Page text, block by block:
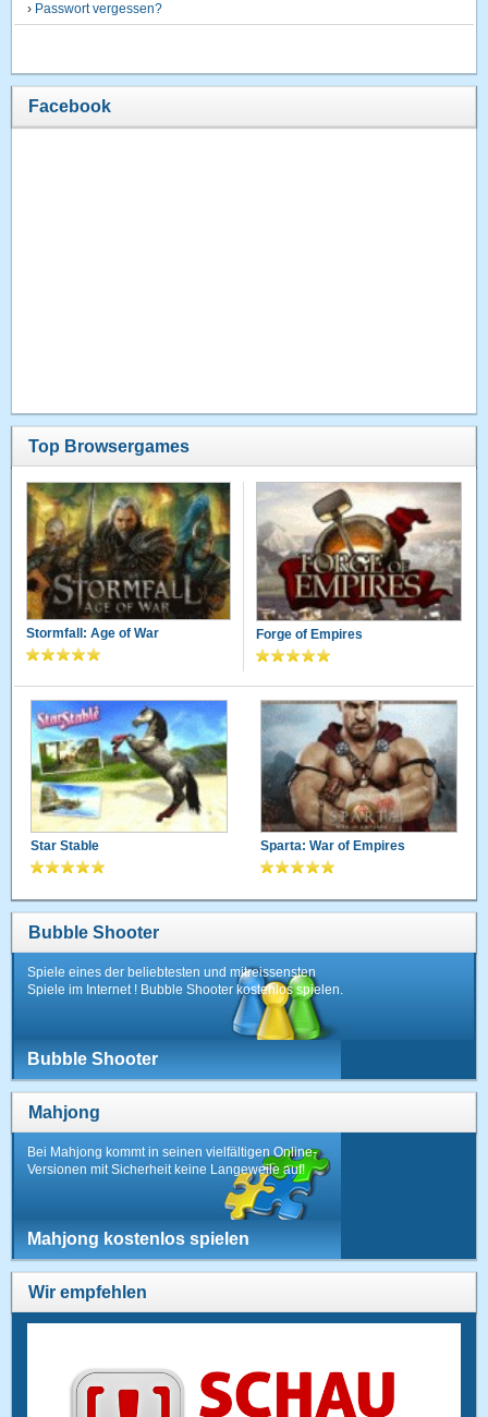
› Passwort vergessen?
Facebook
Top Browsergames
Stormfall: Age of War Forge of Empires
Star Stable Sparta: War of Empires
Bubble Shooter
Spiele eines der beliebtesten und mitreissensten
Spiele im Internet ! Bubble Shooter kostenlos spielen.
Bubble Shooter
Mahjong
Bei Mahjong kommt in seinen vielfältigen Online-
Versionen mit Sicherheit keine Langeweile auf!
Mahjong kostenlos spielen
Wir empfehlen